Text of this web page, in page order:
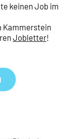
keinen Job im
Kammerstein
Jobletter!